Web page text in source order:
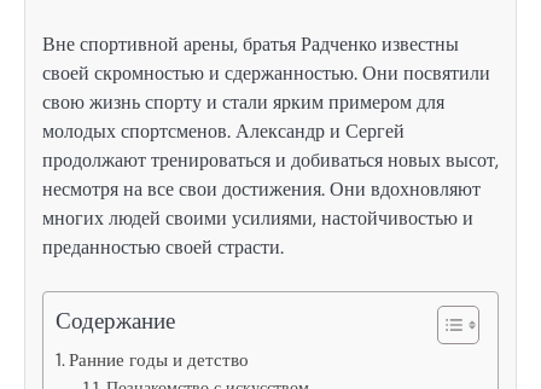
Вне спортивной арены, братья Радченко известны
своей скромностью и сдержанностью. Они посвятили
свою жизнь спорту и стали ярким примером для
молодых спортсменов. Александр и Сергей
продолжают тренироваться и добиваться новых высот,
несмотря на все свои достижения. Они вдохновляют
многих людей своими усилиями, настойчивостью и
преданностью своей страсти.
Содержание
Ранние годы и детство